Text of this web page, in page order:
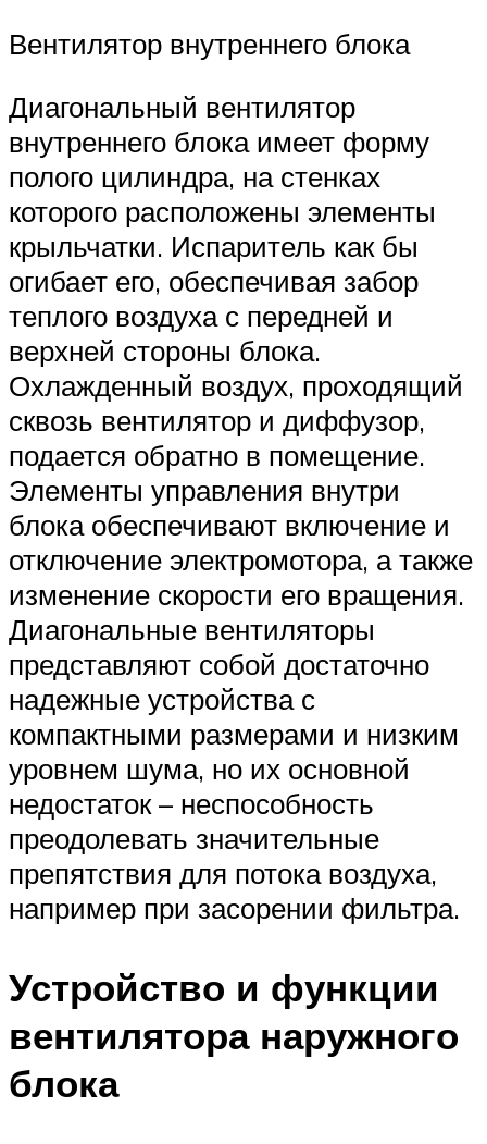
Вентилятор внутреннего блока
Диагональный вентилятор
внутреннего блока имеет форму
полого цилиндра, на стенках
которого расположены элементы
крыльчатки. Испаритель как бы
огибает его, обеспечивая забор
теплого воздуха с передней и
верхней стороны блока.
Охлажденный воздух, проходящий
сквозь вентилятор и диффузор,
подается обратно в помещение.
Элементы управления внутри
блока обеспечивают включение и
отключение электромотора, а также
изменение скорости его вращения.
Диагональные вентиляторы
представляют собой достаточно
надежные устройства с
компактными размерами и низким
уровнем шума, но их основной
недостаток – неспособность
преодолевать значительные
препятствия для потока воздуха,
например при засорении фильтра.
Устройство и функции
вентилятора наружного
блока